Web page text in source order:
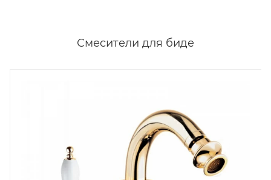
Смесители для биде